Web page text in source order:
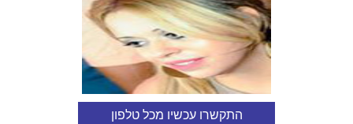
התקשרו עכשיו מכל טלפון